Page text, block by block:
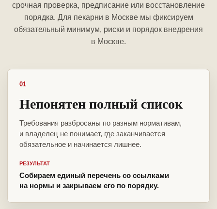
срочная проверка, предписание или восстановление
порядка. Для пекарни в Москве мы фиксируем
обязательный минимум, риски и порядок внедрения
в Москве.
01
Непонятен полный список
Требования разбросаны по разным нормативам,
и владелец не понимает, где заканчивается
обязательное и начинается лишнее.
РЕЗУЛЬТАТ
Собираем единый перечень со ссылками
на нормы и закрываем его по порядку.